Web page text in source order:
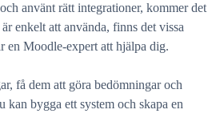
använt rätt integrationer, kommer det
enkelt att använda, finns det vissa
en Moodle-expert att hjälpa dig.
få dem att göra bedömningar och
bygga ett system och skapa en